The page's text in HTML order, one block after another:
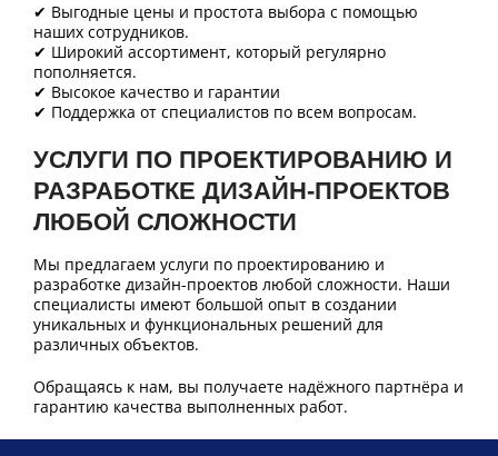
✔ Выгодные цены и простота выбора с помощью
наших сотрудников.
✔ Широкий ассортимент, который регулярно
пополняется.
✔ Высокое качество и гарантии
✔ Поддержка от специалистов по всем вопросам.
УСЛУГИ ПО ПРОЕКТИРОВАНИЮ И
РАЗРАБОТКЕ ДИЗАЙН-ПРОЕКТОВ
ЛЮБОЙ СЛОЖНОСТИ
Мы предлагаем услуги по проектированию и
разработке дизайн-проектов любой сложности. Наши
специалисты имеют большой опыт в создании
уникальных и функциональных решений для
различных объектов.
Обращаясь к нам, вы получаете надёжного партнёра и
гарантию качества выполненных работ.